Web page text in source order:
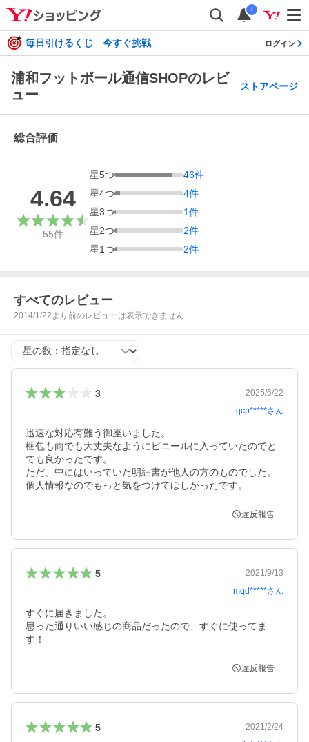
i
毎日引けるくじ 今すぐ挑戦 ログイン
浦和フットボール通信SHOPのレビ
ュー
ストアページ
総合評価
4.64
55件
星5つ 46件
星4つ 4件
星3つ 1件
星2つ 2件
星1つ 2件
すべてのレビュー
2014/1/22より前のレビューは表示できません
星の数
3
2025/6/22
qcp*****さん
迅速な対応有難う御座いました。
梱包も雨でも大丈夫なようにビニールに入っていたのでと
ても良かったです。
ただ、中にはいっていた明細書が他人の方のものでした。
個人情報なのでもっと気をつけてほしかったです。
違反報告
5
2021/9/13
mqd*****さん
すぐに届きました。
思った通りいい感じの商品だったので、すぐに使ってま
す！
違反報告
5
2021/2/24